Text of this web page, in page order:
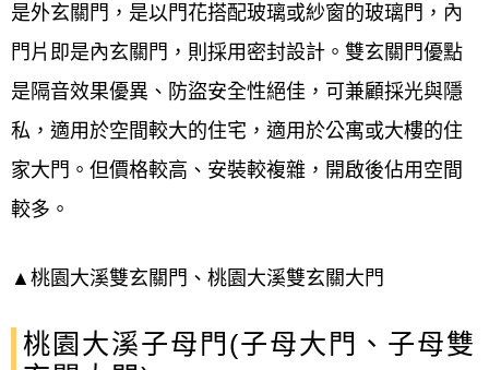
是外玄關門，是以門花搭配玻璃或紗窗的玻璃門，內
門片即是內玄關門，則採用密封設計。雙玄關門優點
是隔音效果優異、防盜安全性絕佳，可兼顧採光與隱
私，適用於空間較大的住宅，適用於公寓或大樓的住
家大門。但價格較高、安裝較複雜，開啟後佔用空間
較多。
▲桃園大溪雙玄關門、桃園大溪雙玄關大門
桃園大溪子母門(子母大門、子母雙